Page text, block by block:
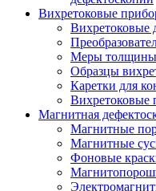
Вихретоковые
Вихретоковые
Меры
Образцы
Каретки для
Вихретоковые
Магнитная
Магнитные
Магнитные
Фоновые